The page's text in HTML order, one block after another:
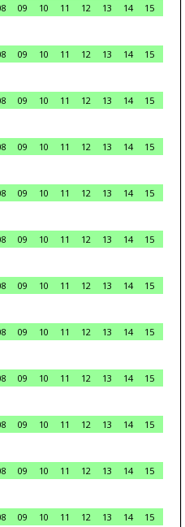
09 10 11 12 13 14
15
09 10 11 12 13 14
15
09 10 11 12 13 14
15
09 10 11 12 13 14
15
09 10 11 12 13 14
15
09 10 11 12 13 14
15
09 10 11 12 13 14
15
09 10 11 12 13 14
15
09 10 11 12 13 14
15
09 10 11 12 13 14
15
09 10 11 12 13 14
15
09 10 11 12 13 14
15